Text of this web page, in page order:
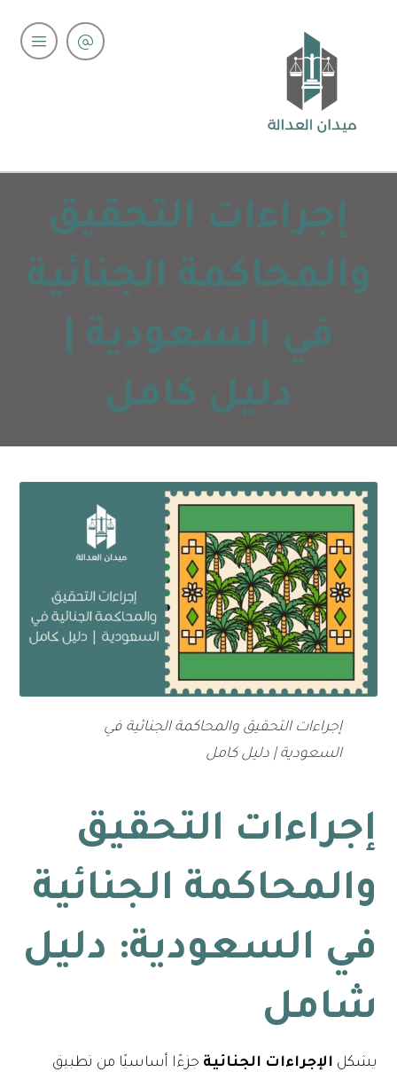
إجراءات التحقيق
والمحاكمة الجنائية
في السعودية |
دليل كامل
إجراءات التحقيق والمحاكمة الجنائية في
السعودية | دليل كامل
إجراءات التحقيق
والمحاكمة الجنائية
في السعودية: دليل
شامل
يشكل الإجراءات الجنائية جزءًا أساسيًا من تطبيق